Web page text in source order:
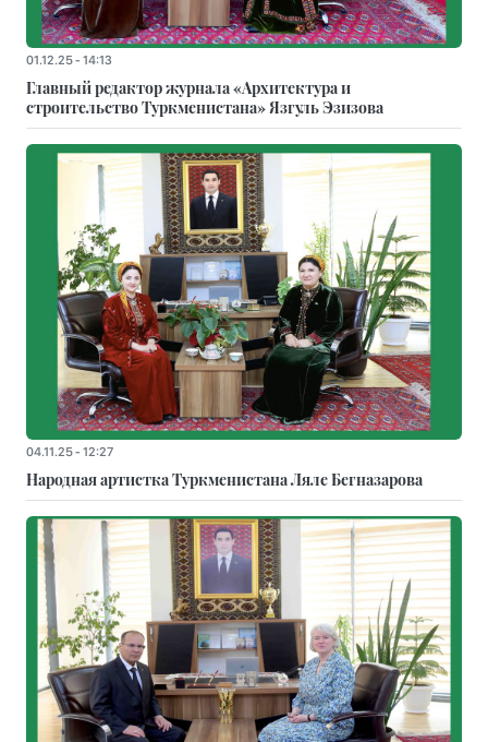
01.12.25 - 14:13
Главный редактор журнала «Архитектура и
строительство Туркменистана» Язгуль Эзизова
04.11.25 - 12:27
Народная артистка Туркменистана Ляле Бегназарова